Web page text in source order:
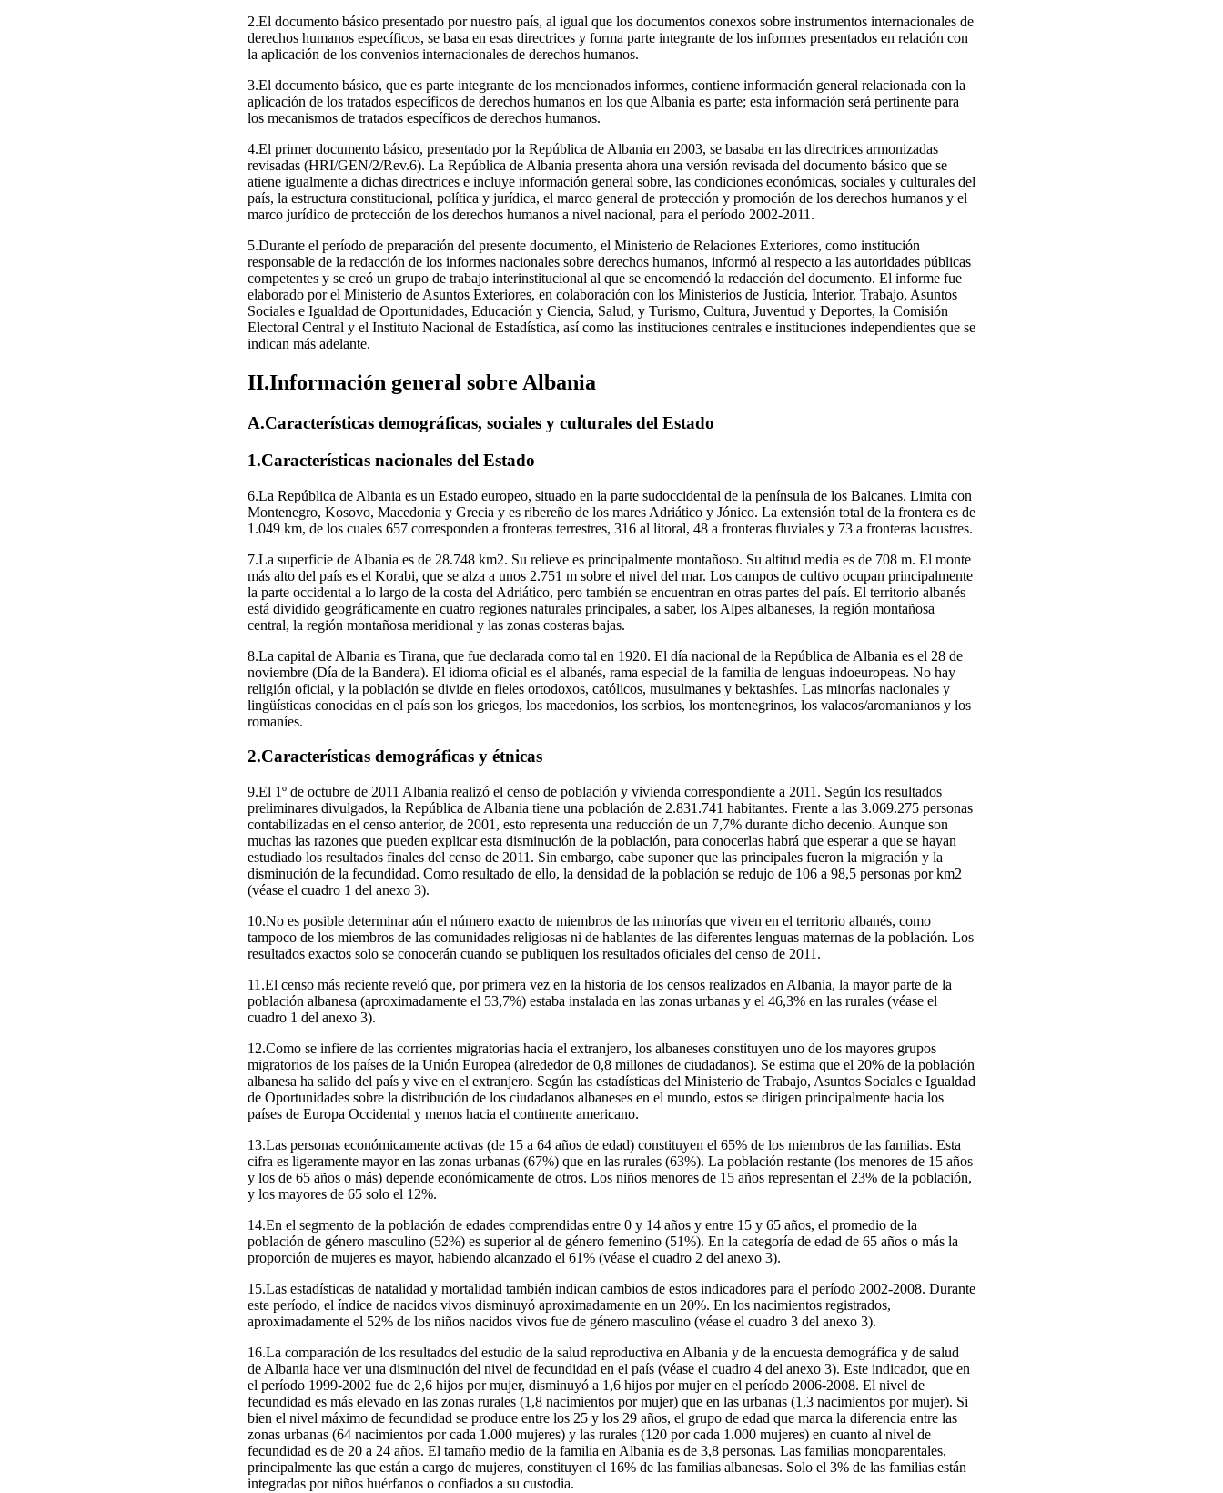
2.El documento básico presentado por nuestro país, al igual que los documentos conexos sobre instrumentos internacionales de
derechos humanos específicos, se basa en esas directrices y forma parte integrante de los informes presentados en relación con
la aplicación de los convenios internacionales de derechos humanos.
3.El documento básico, que es parte integrante de los mencionados informes, contiene información general relacionada con la
aplicación de los tratados específicos de derechos humanos en los que Albania es parte; esta información será pertinente para
los mecanismos de tratados específicos de derechos humanos.
4.El primer documento básico, presentado por la República de Albania en 2003, se basaba en las directrices armonizadas
revisadas (HRI/GEN/2/Rev.6). La República de Albania presenta ahora una versión revisada del documento básico que se
atiene igualmente a dichas directrices e incluye información general sobre, las condiciones económicas, sociales y culturales del
país, la estructura constitucional, política y jurídica, el marco general de protección y promoción de los derechos humanos y el
marco jurídico de protección de los derechos humanos a nivel nacional, para el período 2002-2011.
5.Durante el período de preparación del presente documento, el Ministerio de Relaciones Exteriores, como institución
responsable de la redacción de los informes nacionales sobre derechos humanos, informó al respecto a las autoridades públicas
competentes y se creó un grupo de trabajo interinstitucional al que se encomendó la redacción del documento. El informe fue
elaborado por el Ministerio de Asuntos Exteriores, en colaboración con los Ministerios de Justicia, Interior, Trabajo, Asuntos
Sociales e Igualdad de Oportunidades, Educación y Ciencia, Salud, y Turismo, Cultura, Juventud y Deportes, la Comisión
Electoral Central y el Instituto Nacional de Estadística, así como las instituciones centrales e instituciones independientes que se
indican más adelante.
II.Información general sobre Albania
A.Características demográficas, sociales y culturales del Estado
1.Características nacionales del Estado
6.La República de Albania es un Estado europeo, situado en la parte sudoccidental de la península de los Balcanes. Limita con
Montenegro, Kosovo, Macedonia y Grecia y es ribereño de los mares Adriático y Jónico. La extensión total de la frontera es de
1.049 km, de los cuales 657 corresponden a fronteras terrestres, 316 al litoral, 48 a fronteras fluviales y 73 a fronteras lacustres.
7.La superficie de Albania es de 28.748 km2. Su relieve es principalmente montañoso. Su altitud media es de 708 m. El monte
más alto del país es el Korabi, que se alza a unos 2.751 m sobre el nivel del mar. Los campos de cultivo ocupan principalmente
la parte occidental a lo largo de la costa del Adriático, pero también se encuentran en otras partes del país. El territorio albanés
está dividido geográficamente en cuatro regiones naturales principales, a saber, los Alpes albaneses, la región montañosa
central, la región montañosa meridional y las zonas costeras bajas.
8.La capital de Albania es Tirana, que fue declarada como tal en 1920. El día nacional de la República de Albania es el 28 de
noviembre (Día de la Bandera). El idioma oficial es el albanés, rama especial de la familia de lenguas indoeuropeas. No hay
religión oficial, y la población se divide en fieles ortodoxos, católicos, musulmanes y bektashíes. Las minorías nacionales y
lingüísticas conocidas en el país son los griegos, los macedonios, los serbios, los montenegrinos, los valacos/aromanianos y los
romaníes.
2.Características demográficas y étnicas
9.El 1º de octubre de 2011 Albania realizó el censo de población y vivienda correspondiente a 2011. Según los resultados
preliminares divulgados, la República de Albania tiene una población de 2.831.741 habitantes. Frente a las 3.069.275 personas
contabilizadas en el censo anterior, de 2001, esto representa una reducción de un 7,7% durante dicho decenio. Aunque son
muchas las razones que pueden explicar esta disminución de la población, para conocerlas habrá que esperar a que se hayan
estudiado los resultados finales del censo de 2011. Sin embargo, cabe suponer que las principales fueron la migración y la
disminución de la fecundidad. Como resultado de ello, la densidad de la población se redujo de 106 a 98,5 personas por km2
(véase el cuadro 1 del anexo 3).
10.No es posible determinar aún el número exacto de miembros de las minorías que viven en el territorio albanés, como
tampoco de los miembros de las comunidades religiosas ni de hablantes de las diferentes lenguas maternas de la población. Los
resultados exactos solo se conocerán cuando se publiquen los resultados oficiales del censo de 2011.
11.El censo más reciente reveló que, por primera vez en la historia de los censos realizados en Albania, la mayor parte de la
población albanesa (aproximadamente el 53,7%) estaba instalada en las zonas urbanas y el 46,3% en las rurales (véase el
cuadro 1 del anexo 3).
12.Como se infiere de las corrientes migratorias hacia el extranjero, los albaneses constituyen uno de los mayores grupos
migratorios de los países de la Unión Europea (alrededor de 0,8 millones de ciudadanos). Se estima que el 20% de la población
albanesa ha salido del país y vive en el extranjero. Según las estadísticas del Ministerio de Trabajo, Asuntos Sociales e Igualdad
de Oportunidades sobre la distribución de los ciudadanos albaneses en el mundo, estos se dirigen principalmente hacia los
países de Europa Occidental y menos hacia el continente americano.
13.Las personas económicamente activas (de 15 a 64 años de edad) constituyen el 65% de los miembros de las familias. Esta
cifra es ligeramente mayor en las zonas urbanas (67%) que en las rurales (63%). La población restante (los menores de 15 años
y los de 65 años o más) depende económicamente de otros. Los niños menores de 15 años representan el 23% de la población,
y los mayores de 65 solo el 12%.
14.En el segmento de la población de edades comprendidas entre 0 y 14 años y entre 15 y 65 años, el promedio de la
población de género masculino (52%) es superior al de género femenino (51%). En la categoría de edad de 65 años o más la
proporción de mujeres es mayor, habiendo alcanzado el 61% (véase el cuadro 2 del anexo 3).
15.Las estadísticas de natalidad y mortalidad también indican cambios de estos indicadores para el período 2002-2008. Durante
este período, el índice de nacidos vivos disminuyó aproximadamente en un 20%. En los nacimientos registrados,
aproximadamente el 52% de los niños nacidos vivos fue de género masculino (véase el cuadro 3 del anexo 3).
16.La comparación de los resultados del estudio de la salud reproductiva en Albania y de la encuesta demográfica y de salud
de Albania hace ver una disminución del nivel de fecundidad en el país (véase el cuadro 4 del anexo 3). Este indicador, que en
el período 1999-2002 fue de 2,6 hijos por mujer, disminuyó a 1,6 hijos por mujer en el período 2006‑2008. El nivel de
fecundidad es más elevado en las zonas rurales (1,8 nacimientos por mujer) que en las urbanas (1,3 nacimientos por mujer). Si
bien el nivel máximo de fecundidad se produce entre los 25 y los 29 años, el grupo de edad que marca la diferencia entre las
zonas urbanas (64 nacimientos por cada 1.000 mujeres) y las rurales (120 por cada 1.000 mujeres) en cuanto al nivel de
fecundidad es de 20 a 24 años. El tamaño medio de la familia en Albania es de 3,8 personas. Las familias monoparentales,
principalmente las que están a cargo de mujeres, constituyen el 16% de las familias albanesas. Solo el 3% de las familias están
integradas por niños huérfanos o confiados a su custodia.